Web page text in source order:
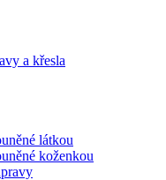
a křesla
látkou
koženkou